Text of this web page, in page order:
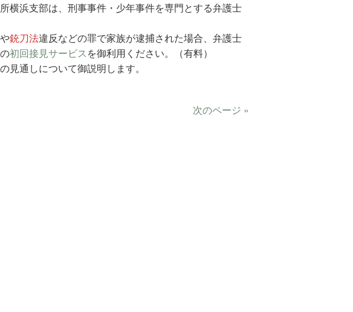
横浜支部は、刑事事件・少年事件を専門とする弁護士
銃刀法違反などの罪で家族が逮捕された場合、弁護士
初回接見サービスを御利用ください。（有料）
見通しについて御説明します。
次のページ »